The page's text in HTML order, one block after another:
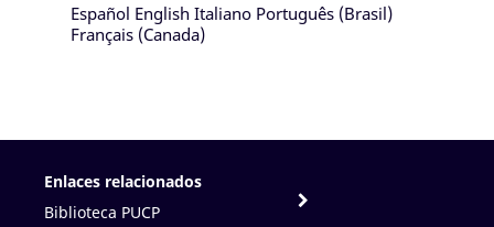
Español English Italiano Português (Brasil)
Français (Canada)
Enlaces relacionados
Biblioteca PUCP